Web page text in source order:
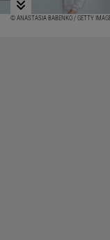
© ANASTASIA BABENKO / GETTY